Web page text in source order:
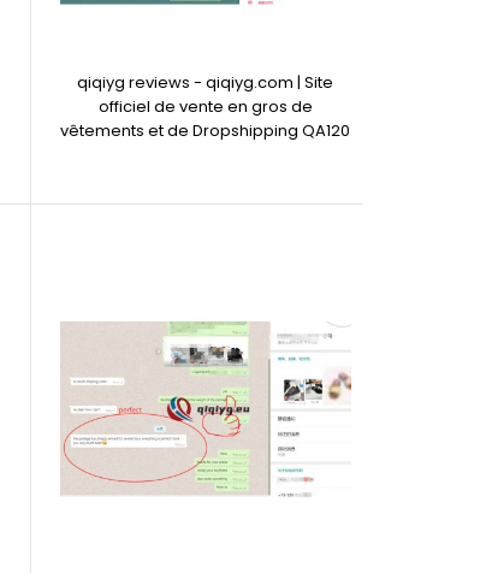
qiqiyg reviews - qiqiyg.com | Site
officiel de vente en gros de
vêtements et de Dropshipping QA120